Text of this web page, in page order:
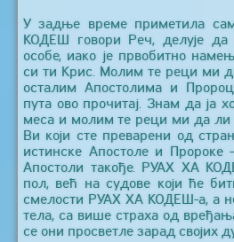
У задње време приметила
КОДЕШ говори Реч, делује
особе, иако је првобитно
си ти Крис. Молим те реци ми
осталим Апостолима и
пута ово прочитај. Знам да ја
меса и молим те реци ми да ли
Ви који сте преварени од
истинске Апостоле и
Апостоли такође. РУАХ ХА
пол, већ на судове који ће
смелости РУАХ ХА КОДЕШ-а, а
тела, са више страха од
се они просветле зарад својих